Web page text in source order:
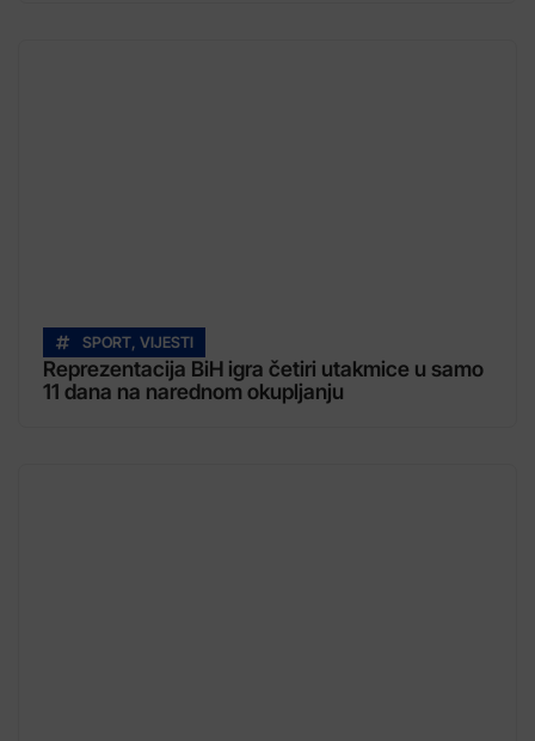
SPORT, VIJESTI
Reprezentacija BiH igra četiri utakmice u samo
11 dana na narednom okupljanju